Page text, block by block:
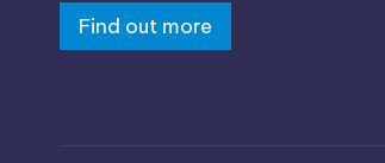
Find out more